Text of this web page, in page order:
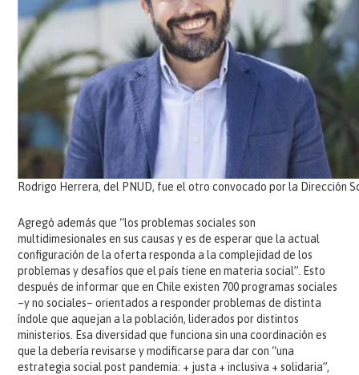
Rodrigo Herrera, del PNUD, fue el otro convocado por la Dirección
Agregó además que “los problemas sociales son
multidimesionales en sus causas y es de esperar que la actual
configuración de la oferta responda a la complejidad de los
problemas y desafíos que el país tiene en materia social”. Esto
después de informar que en Chile existen 700 programas sociales
–y no sociales– orientados a responder problemas de distinta
índole que aquejan a la población, liderados por distintos
ministerios. Esa diversidad que funciona sin una coordinación es
que la debería revisarse y modificarse para dar con “una
estrategia social post pandemia: + justa + inclusiva + solidaria”,